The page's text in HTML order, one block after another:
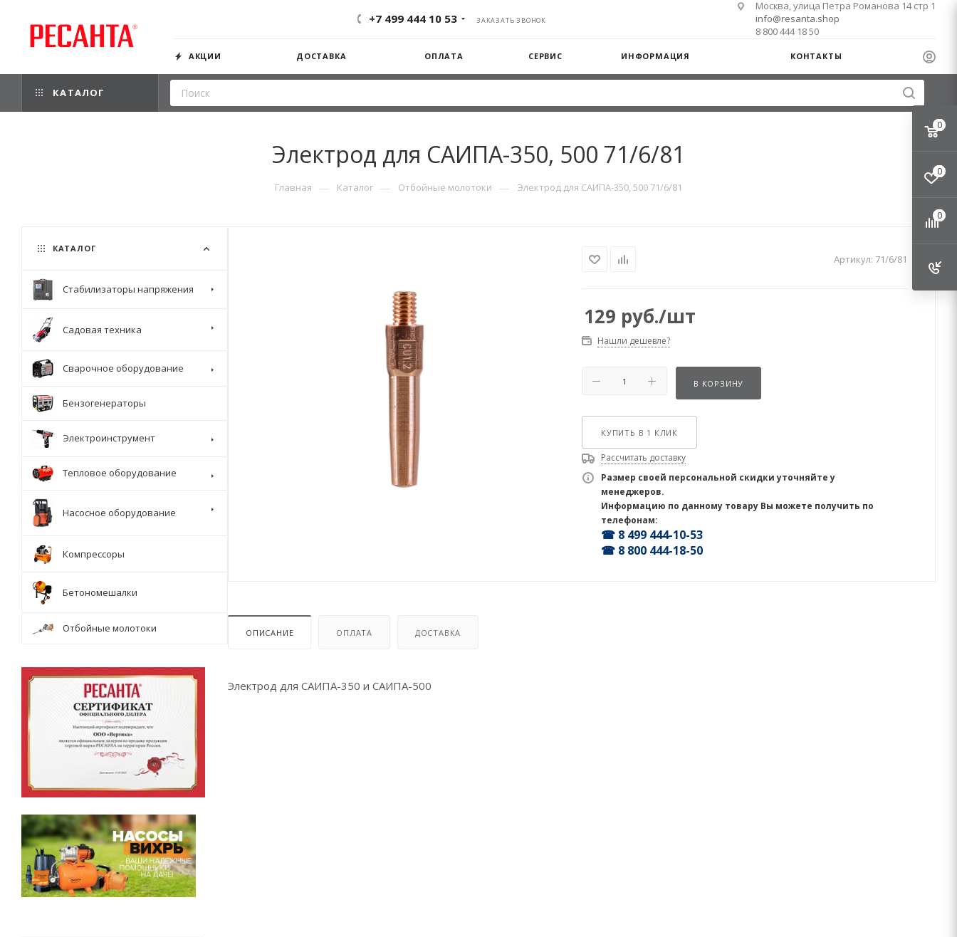
+7 499 444 10 53 ЗАКАЗАТЬ ЗВОНОК
Москва, улица Петра Романова 14 стр 1
info@resanta.shop
8 800 444 18 50
АКЦИИ ДОСТАВКА ОПЛАТА СЕРВИС ИНФОРМАЦИЯ КОНТАКТЫ
КАТАЛОГ
Электрод для САИПА-350, 500 71/6/81
Главная — Каталог — Отбойные молотоки — Электрод для САИПА-350, 500 71/6/81
Артикул: 71/6/81
129 руб./шт
Нашли дешевле?
В КОРЗИНУ
КУПИТЬ В 1 КЛИК
Рассчитать доставку
Размер своей персональной скидки уточняйте у
менеджеров.
Информацию по данному товару Вы можете получить по
телефонам:
☎ 8 499 444-10-53
☎ 8 800 444-18-50
ОПИСАНИЕ ОПЛАТА ДОСТАВКА
Электрод для САИПА-350 и САИПА-500
КАТАЛОГ
Стабилизаторы напряжения
Садовая техника
Сварочное оборудование
Бензогенераторы
Электроинструмент
Тепловое оборудование
Насосное оборудование
Компрессоры
Бетономешалки
Отбойные молотоки
0
0
0